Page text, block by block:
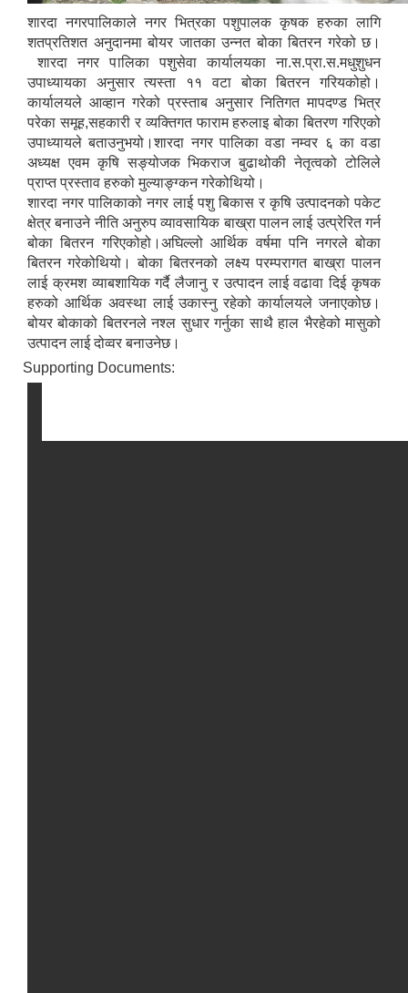
शारदा नगरपालिकाले नगर भित्रका पशुपालक कृषक हरुका लागि
शतप्रतिशत अनुदानमा बोयर जातका उन्नत बोका बितरन गरेको छ।
शारदा नगर पालिका पशुसेवा कार्यालयका ना.स.प्रा.स.मधुशुधन
उपाध्यायका अनुसार त्यस्ता ११ वटा बोका बितरन गरियकोहो।
कार्यालयले आव्हान गरेको प्रस्ताब अनुसार नितिगत मापदण्ड भित्र
परेका समूह,सहकारी र व्यक्तिगत फाराम हरुलाइ बोका बितरण गरिएको
उपाध्यायले बताउनुभयो।शारदा नगर पालिका वडा नम्वर ६ का वडा
अध्यक्ष एवम कृषि सङ्योजक भिकराज बुढाथोकी नेतृत्वको टोलिले
प्राप्त प्रस्ताव हरुको मुल्याङ्ग्कन गरेकोथियो।
शारदा नगर पालिकाको नगर लाई पशु बिकास र कृषि उत्पादनको पकेट
क्षेत्र बनाउने नीति अनुरुप व्यावसायिक बाख्रा पालन लाई उत्प्रेरित गर्न
बोका बितरन गरिएकोहो।अघिल्लो आर्थिक वर्षमा पनि नगरले बोका
बितरन गरेकोथियो। बोका बितरनको लक्ष्य परम्परागत बाख्रा पालन
लाई क्रमश व्याबशायिक गर्दै लैजानु र उत्पादन लाई वढावा दिई कृषक
हरुको आर्थिक अवस्था लाई उकास्नु रहेको कार्यालयले जनाएकोछ।
बोयर बोकाको बितरनले नश्ल सुधार गर्नुका साथै हाल भैरहेको मासुको
उत्पादन लाई दोव्वर बनाउनेछ।
Supporting Documents: